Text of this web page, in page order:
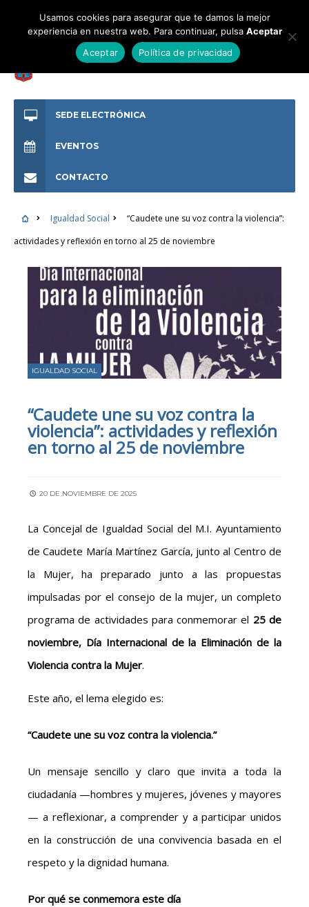
SEDE ELECTRÓNICA
EVENTOS
CONTACTO
Igualdad Social
“Caudete une su voz contra la violencia”:
actividades y reflexión en torno al 25 de noviembre
IGUALDAD SOCIAL
“Caudete une su voz contra la
violencia”: actividades y reflexión
en torno al 25 de noviembre
20 DE NOVIEMBRE DE 2025
La Concejal de Igualdad Social del M.I. Ayuntamiento
de Caudete María Martínez García, junto al Centro de
la Mujer, ha preparado junto a las propuestas
impulsadas por el consejo de la mujer, un completo
programa de actividades para conmemorar el 25 de
noviembre, Día Internacional de la Eliminación de la
Violencia contra la Mujer.
Este año, el lema elegido es:
“Caudete une su voz contra la violencia.”
Un mensaje sencillo y claro que invita a toda la
ciudadanía —hombres y mujeres, jóvenes y mayores
— a reflexionar, a comprender y a participar unidos
en la construcción de una convivencia basada en el
respeto y la dignidad humana.
Por qué se conmemora este día
Usamos cookies para asegurar que te damos la mejor
experiencia en nuestra web. Para continuar, pulsa Aceptar
Aceptar
Política de privacidad